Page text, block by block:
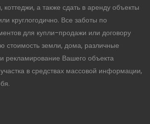
коттеджи, а также сдать в аренду объекты
круглогодично. Все заботы по
для купли-продажи или договору
стоимость земли, дома, различные
рекламирование Вашего объекта
в средствах массовой информации,